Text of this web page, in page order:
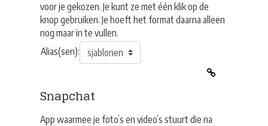
voor je gekozen. Je kunt ze met één klik op de
knop gebruiken. Je hoeft het format daarna alleen
nog maar in te vullen.
Alias(sen):
Snapchat
App waarmee je foto’s en video’s stuurt die na